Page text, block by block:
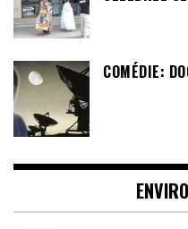
COMÉDIE: